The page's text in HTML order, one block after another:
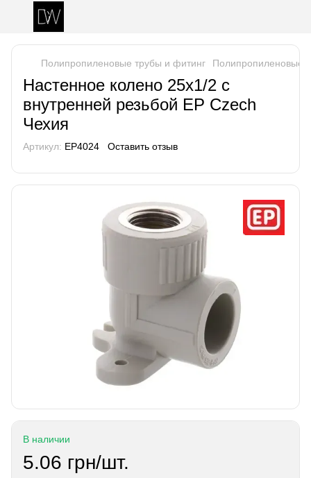
Полипропиленовые трубы и фитинг Полипропиленовые
Настенное колено 25x1/2 с
внутренней резьбой EP Czech
Чехия
Артикул: EP4024 Оставить отзыв
В наличии
5.06 грн/шт.